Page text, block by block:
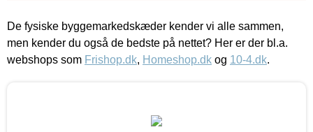
De fysiske byggemarkedskæder kender vi alle sammen,
men kender du også de bedste på nettet? Her er der bl.a.
webshops som Frishop.dk, Homeshop.dk og 10-4.dk.